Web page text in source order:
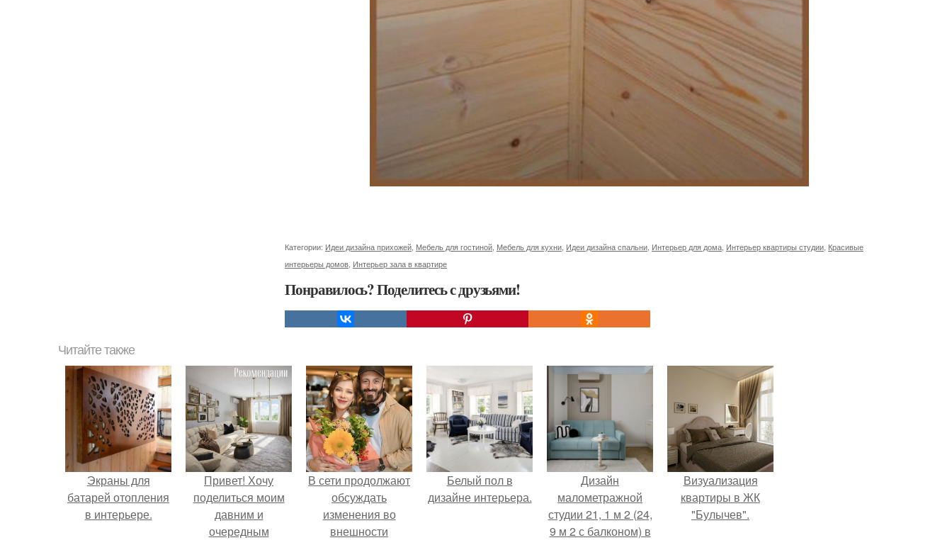
Категории: Идеи дизайна прихожей Мебель для гостиной Мебель для кухни Идеи дизайна спальни Интерьер для дома Интерьер квартиры студии Красивые
интерьеры домов Интерьер зала в квартире
Понравилось? Поделитесь с друзьями!
Читайте также
Экраны для
батарей отопления
в интерьере.
Привет! Хочу
поделиться моим
давним и
очередным
В сети продолжают
обсуждать
изменения во
внешности
Белый пол в
дизайне интерьера.
Дизайн
малометражной
студии 21, 1 м 2 (24,
9 м 2 с балконом) в
Визуализация
квартиры в ЖК
"Булычев".